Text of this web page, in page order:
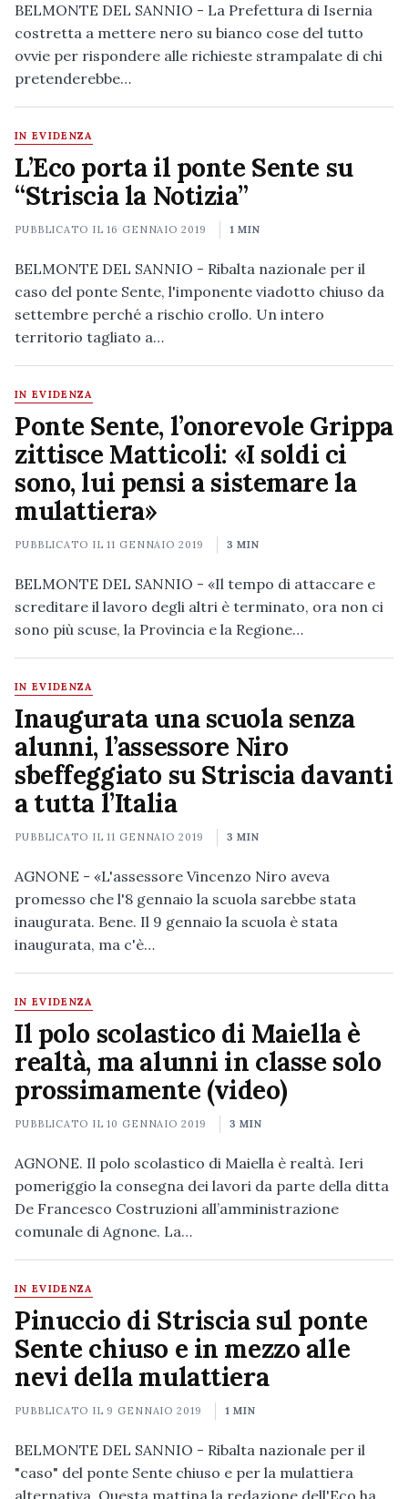
BELMONTE DEL SANNIO - La Prefettura di Isernia
costretta a mettere nero su bianco cose del tutto
ovvie per rispondere alle richieste strampalate di chi
pretenderebbe…
IN EVIDENZA
L’Eco porta il ponte Sente su
“Striscia la Notizia”
PUBBLICATO IL16 GENNAIO 2019 1 MIN
BELMONTE DEL SANNIO - Ribalta nazionale per il
caso del ponte Sente, l'imponente viadotto chiuso da
settembre perché a rischio crollo. Un intero
territorio tagliato a…
IN EVIDENZA
Ponte Sente, l’onorevole Grippa
zittisce Matticoli: «I soldi ci
sono, lui pensi a sistemare la
mulattiera»
PUBBLICATO IL11 GENNAIO 2019 3 MIN
BELMONTE DEL SANNIO - «Il tempo di attaccare e
screditare il lavoro degli altri è terminato, ora non ci
sono più scuse, la Provincia e la Regione…
IN EVIDENZA
Inaugurata una scuola senza
alunni, l’assessore Niro
sbeffeggiato su Striscia davanti
a tutta l’Italia
PUBBLICATO IL11 GENNAIO 2019 3 MIN
AGNONE - «L'assessore Vincenzo Niro aveva
promesso che l'8 gennaio la scuola sarebbe stata
inaugurata. Bene. Il 9 gennaio la scuola è stata
inaugurata, ma c'è…
IN EVIDENZA
Il polo scolastico di Maiella è
realtà, ma alunni in classe solo
prossimamente (video)
PUBBLICATO IL10 GENNAIO 2019 3 MIN
AGNONE. Il polo scolastico di Maiella è realtà. Ieri
pomeriggio la consegna dei lavori da parte della ditta
De Francesco Costruzioni all’amministrazione
comunale di Agnone. La…
IN EVIDENZA
Pinuccio di Striscia sul ponte
Sente chiuso e in mezzo alle
nevi della mulattiera
PUBBLICATO IL 9 GENNAIO 2019 1 MIN
BELMONTE DEL SANNIO - Ribalta nazionale per il
"caso" del ponte Sente chiuso e per la mulattiera
alternativa. Questa mattina la redazione dell'Eco ha